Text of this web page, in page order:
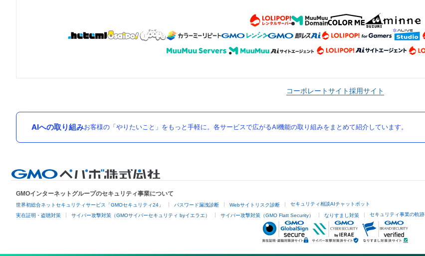
コーポレートサイト採用サイト
AIへの取り組みお客様の「やりたいこと」をもっと手軽に。各サービスで広がるAI機能の取り組みをまとめて紹介しています。
GMOインターネットグループのセキュリティ事業について
世界初総合ネットセキュリティサービス「GMOセキュリティ24」 パスワード漏洩診断 Webサイトリスク診断 セキュリティ相談AIチャットボット
実在証明・盗聴対策 サイバー攻撃対策（GMOサイバーセキュリティ byイエラエ） サイバー攻撃対策（GMO Flatt Security） なりすまし対策 セキュリティ事業の軌跡